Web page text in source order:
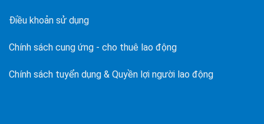
Điều khoản sử dụng
Chính sách cung ứng - cho thuê lao động
Chính sách tuyển dụng & Quyền lợi người lao động